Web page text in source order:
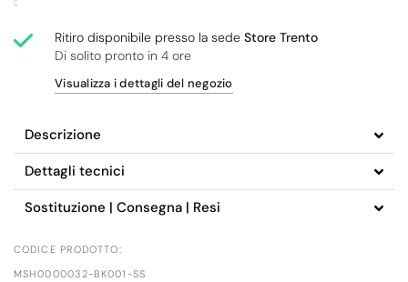
Ritiro disponibile presso la sedeStore Trento
Di solito pronto in 4 ore
Visualizza i dettagli del negozio
Descrizione
Dettagli tecnici
Sostituzione | Consegna | Resi
CODICE PRODOTTO:
MSH0000032-BK001-SS